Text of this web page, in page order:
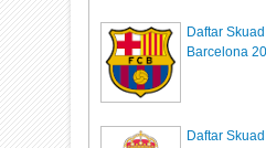
Daftar
Barcelona
Daftar